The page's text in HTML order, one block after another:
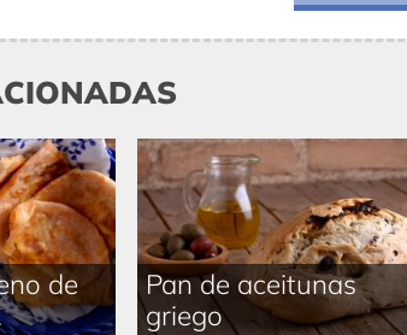
de
Pan de aceitunas
griego